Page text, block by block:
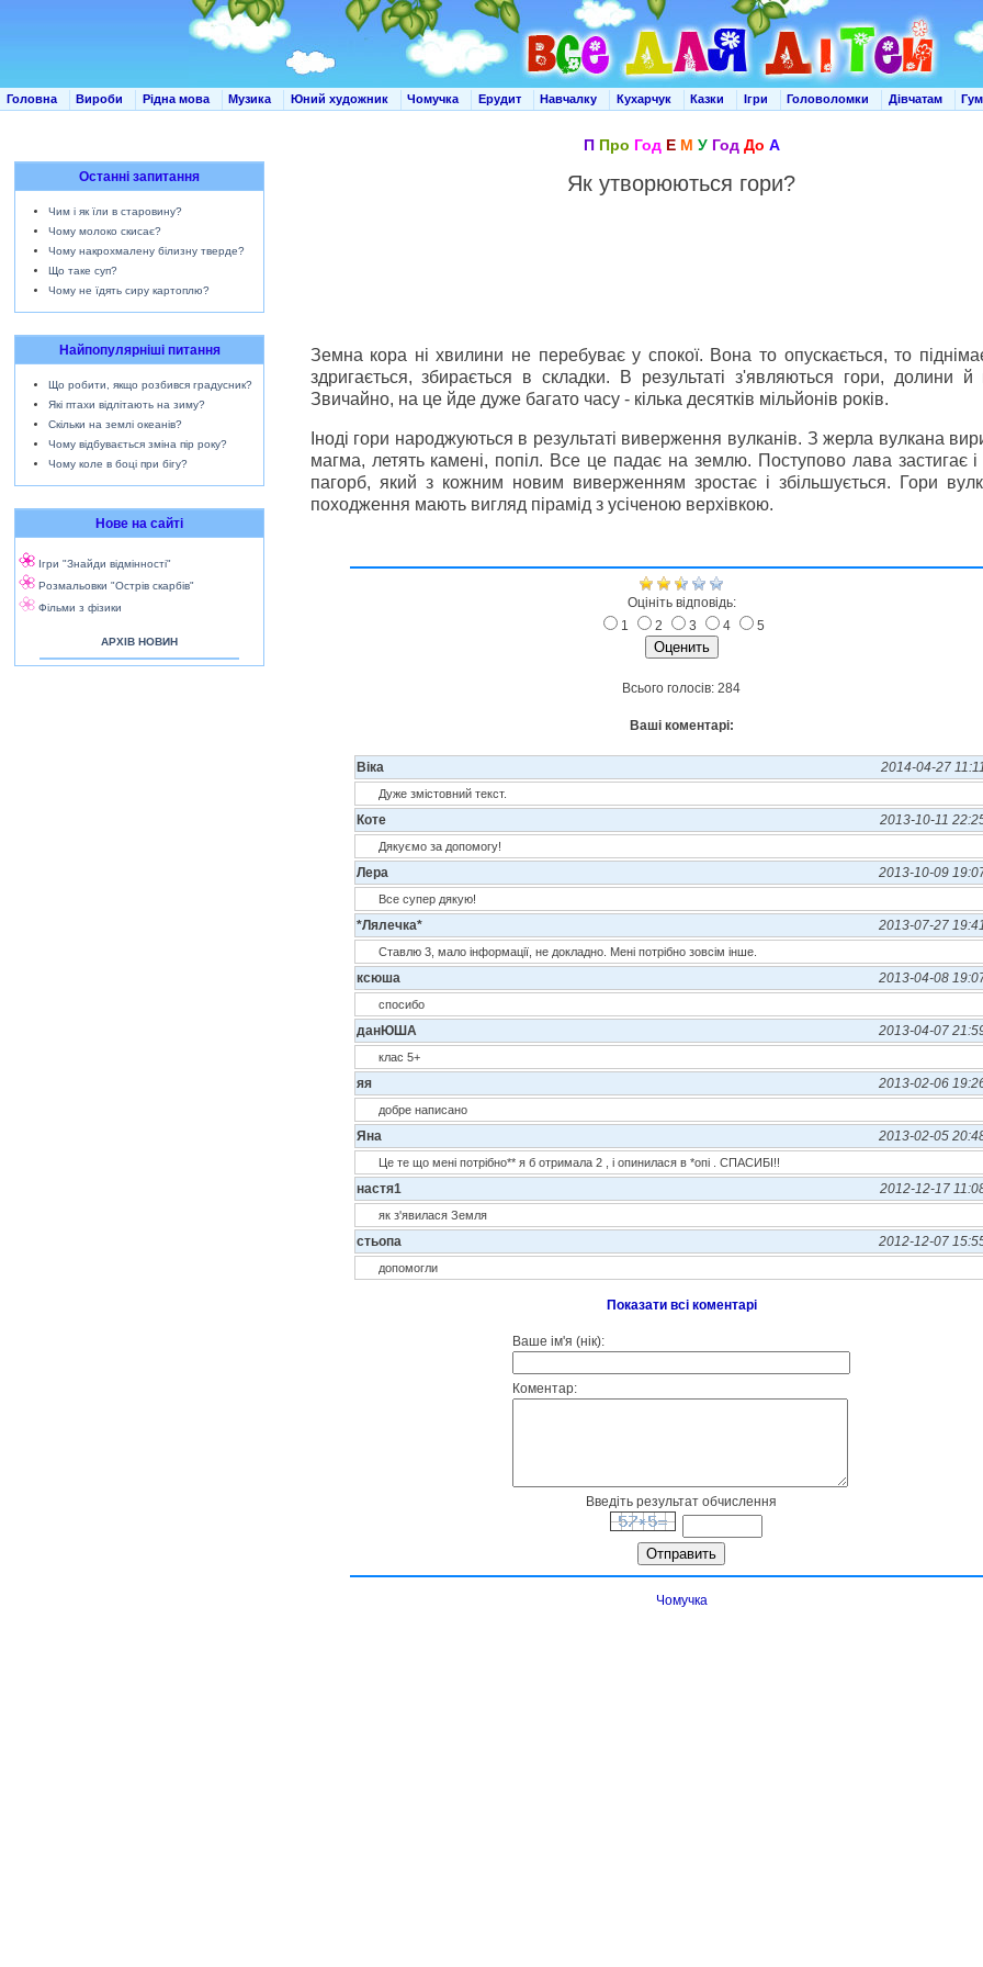
Головна Вироби Рідна мова Музика Юний художник Чомучка Ерудит Навчалку Кухарчук Казки Ігри Головоломки Дівчатам
Останні запитання
Чим і як їли в старовину?
Чому молоко скисає?
Чому накрохмалену білизну тверде?
Що таке суп?
Чому не їдять сиру картоплю?
Найпопулярніші питання
Що робити, якщо розбився градусник?
Які птахи відлітають на зиму?
Скільки на землі океанів?
Чому відбувається зміна пір року?
Чому коле в боці при бігу?
Нове на сайті
Ігри "Знайди відмінності"
Розмальовки "Острів скарбів"
Фільми з фізики
АРХІВ НОВИН
П Про Год Е М У Год До А
Як утворюються гори?
Земна кора ні хвилини не перебуває у спокої. Вона то опускається, то
здригається, збирається в складки. В результаті з'являються гори, долини й
Звичайно, на це йде дуже багато часу - кілька десятків мільйонів років.
Іноді гори народжуються в результаті виверження вулканів. З жерла вулкана
магма, летять камені, попіл. Все це падає на землю. Поступово лава застигає
пагорб, який з кожним новим виверженням зростає і збільшується. Гори
походження мають вигляд пірамід з усіченою верхівкою.
Оцініть відповідь:
1
2 3 4 5
Всього голосів: 284
Ваші коментарі:
Віка 2014-04-27
Дуже змістовний текст.
Коте 2013-10-11
Дякуємо за допомогу!
Лера 2013-10-09
Все супер дякую!
*Лялечка* 2013-07-27
Ставлю 3, мало інформації, не докладно. Мені потрібно зовсім інше.
ксюша 2013-04-08
спосибо
данЮША 2013-04-07
клас 5+
яя 2013-02-06
добре написано
Яна 2013-02-05
Це те що мені потрібно** я б отримала 2 , і опинилася в *опі . СПАСИБІ!!
настя1 2012-12-17
як з'явилася Земля
стьопа 2012-12-07
допомогли
Показати всі коментарі
Ваше ім'я (нік):
Коментар:
Введіть результат обчислення
Чомучка